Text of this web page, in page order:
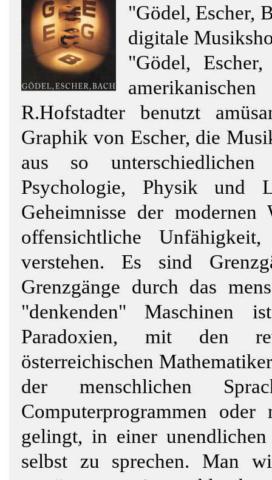
"Gödel, Escher,
digitale
"Gödel,
amerikanischen
R.Hofstadter benutzt
Graphik von Escher, die
aus so
Psychologie, Physik und
Geheimnisse der modernen
offensichtliche
verstehen. Es sind
Grenzgänge durch das
"denkenden" Maschinen
Paradoxien, mit den
österreichischen
der menschlichen
Computerprogrammen
gelingt, in einer
selbst zu sprechen. Man